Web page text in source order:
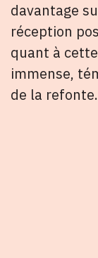
davantage
réception
quant à
immense,
de la refonte.